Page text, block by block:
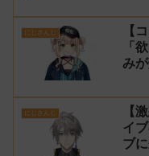
にじさんじ
【
「
み
にじさんじ
【
イ
ブ